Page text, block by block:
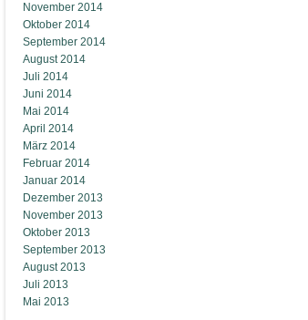
November 2014
Oktober 2014
September 2014
August 2014
Juli 2014
Juni 2014
Mai 2014
April 2014
März 2014
Februar 2014
Januar 2014
Dezember 2013
November 2013
Oktober 2013
September 2013
August 2013
Juli 2013
Mai 2013